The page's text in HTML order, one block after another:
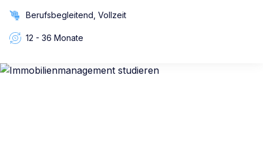
Berufsbegleitend, Vollzeit
12 - 36 Monate